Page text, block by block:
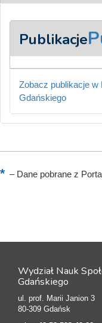
Publikacje
Zobacz publikacje
Gdańskiego
–Dane pobrane z
Wydział Nauk
Gdańskiego
ul. prof. Marii Janion 3
80-309 Gdańsk